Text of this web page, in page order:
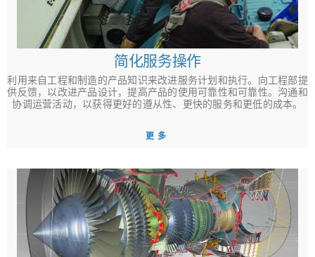
简化服务操作
利用来自工程和制造的产品知识来改进服务计划和执行。向工程部提
供反馈，以改进产品设计，提高产品的使用可靠性和可靠性。沟通和
协调运营活动，以获得更好的遵从性、更快的服务和更低的成本。
更多